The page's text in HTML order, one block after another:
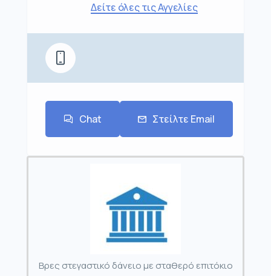
Δείτε όλες τις Αγγελίες
Chat Στείλτε Email
Βρες στεγαστικό δάνειο με σταθερό επιτόκιο